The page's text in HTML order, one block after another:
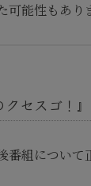
可能性もあり
クセスゴ！
番組について